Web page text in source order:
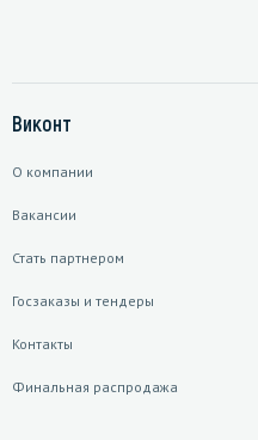
Виконт
О компании
Вакансии
Стать партнером
Госзаказы и тендеры
Контакты
Финальная распродажа